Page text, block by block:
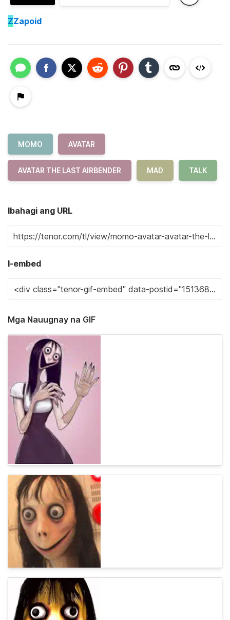
ZZapoid
MOMO AVATAR
AVATAR THE LAST AIRBENDER MAD TALK
Ibahagi ang URL
I-embed
Mga Nauugnay na GIF